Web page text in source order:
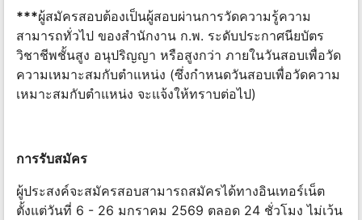
***ผู้สมัครสอบต้องเป็นผู้สอบผ่านการวัดความรู้ความ
สามารถทั่วไป ของสำนักงาน ก.พ. ระดับประกาศนียบัตร
วิชาชีพชั้นสูง อนุปริญญา หรือสูงกว่า ภายในวันสอบเพื่อวัด
ความเหมาะสมกับตำแหน่ง (ซึ่งกำหนดวันสอบเพื่อวัดความ
เหมาะสมกับตำแหน่ง จะแจ้งให้ทราบต่อไป)
การรับสมัคร
ผู้ประสงค์จะสมัครสอบสามารถสมัครได้ทางอินเทอร์เน็ต
ตั้งแต่วันที่ 6 - 26 มกราคม 2569 ตลอด 24 ชั่วโมง ไม่เว้น